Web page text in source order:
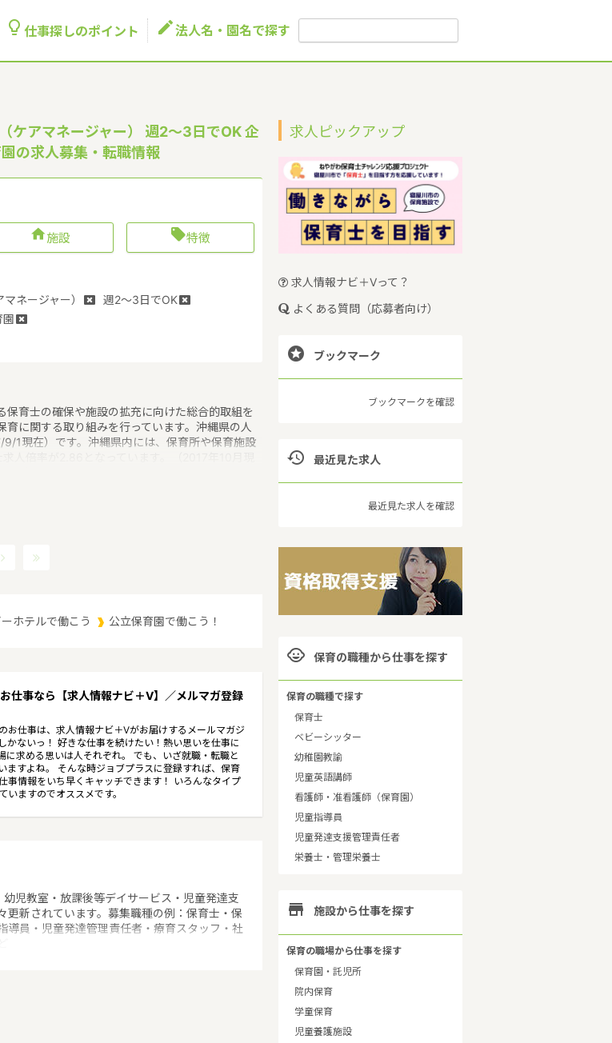
 仕事探しのポイント 法人名・園名で探す
ケアマネージャー） 週2～3日でOK 企
の求人募集・転職情報
施設 特徴
ネージャー）
週2～3日でOK
保育士の確保や施設の拡充に向けた総合的取組を
育に関する取り組みを行っています。沖縄県の人
1現在）です。沖縄県内には、保育所や保育施設
に約400キロと実際の面積以上に広大。沖縄の自
。
ホテルで働こう 公立保育園で働こう！
仕事なら【求人情報ナビ＋V】／メルマガ登録
お仕事は、求人情報ナビ＋Vがお届けするメールマガジ
かないっ！ 好きな仕事を続けたい！熱い思いを仕事に
に求める思いは人それぞれ。 でも、いざ就職・転職と
ますよね。 そんな時ジョブプラスに登録すれば、保育
事情報をいち早くキャッチできます！ いろんなタイプ
いますのでオススメです。
児教室・放課後等デイサービス・児童発達支
新されています。募集職種の例：保育士・保
導員・児童発達管理責任者・療育スタッフ・社
求人ピックアップ
求人情報ナビ＋Vって？
よくある質問（応募者向け）
 ブックマーク
ブックマークを確認
 最近見た求人
最近見た求人を確認
 保育の職種から仕事を探す
保育の職種で探す
保育士
ベビーシッター
幼稚園教諭
児童英語講師
看護師・准看護師（保育園）
児童指導員
児童発達支援管理責任者
栄養士・管理栄養士
 施設から仕事を探す
保育の職場から仕事を探す
保育園・託児所
院内保育
学童保育
児童養護施設